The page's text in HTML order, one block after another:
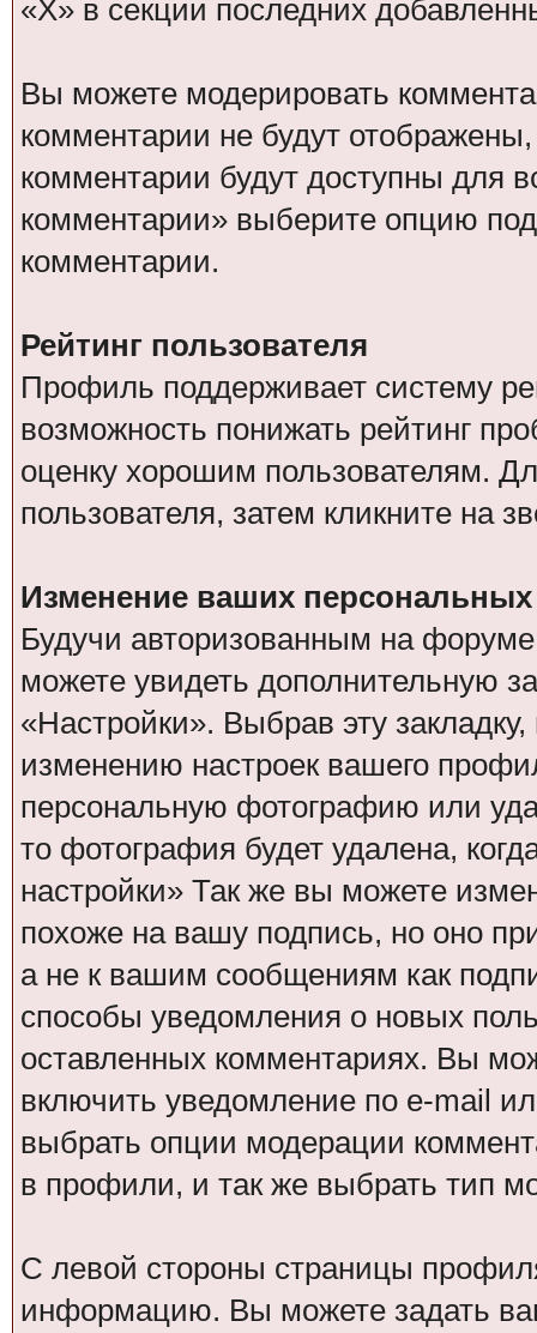
«Х» в секции последних
Вы можете модерировать
комментарии не будут
комментарии будут доступны для
комментарии» выберите опцию
комментарии.
Рейтинг пользователя
Профиль поддерживает систему
возможность понижать рейтинг
оценку хорошим пользователям.
пользователя, затем кликните на
Изменение ваших персональных
Будучи авторизованным на
можете увидеть дополнительную
«Настройки». Выбрав эту
изменению настроек вашего
персональную фотографию или
то фотография будет удалена,
настройки» Так же вы можете
похоже на вашу подпись, но оно
а не к вашим сообщениям как
способы уведомления о новых
оставленных комментариях. Вы
включить уведомление по e-mail
выбрать опции модерации
в профили, и так же выбрать тип
С левой стороны страницы
информацию. Вы можете задать